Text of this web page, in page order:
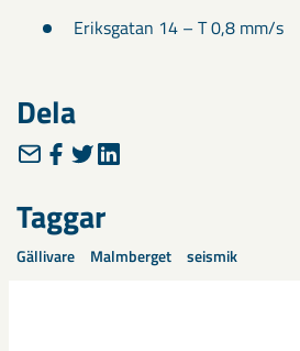
Eriksgatan 14 – T 0,8 mm/s
Dela
Taggar
Gällivare Malmberget seismik